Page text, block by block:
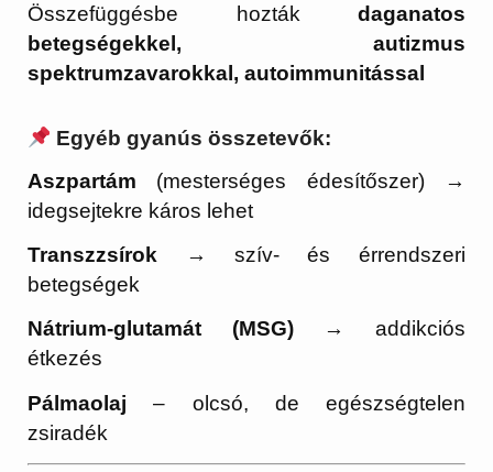
Összefüggésbe hozták daganatos
betegségekkel, autizmus
spektrumzavarokkal, autoimmunitással
Egyéb gyanús összetevők:
Aszpartám (mesterséges édesítőszer) →
idegsejtekre káros lehet
Transzzsírok → szív- és érrendszeri
betegségek
Nátrium-glutamát (MSG)→ addikciós
étkezés
Pálmaolaj – olcsó, de egészségtelen
zsiradék